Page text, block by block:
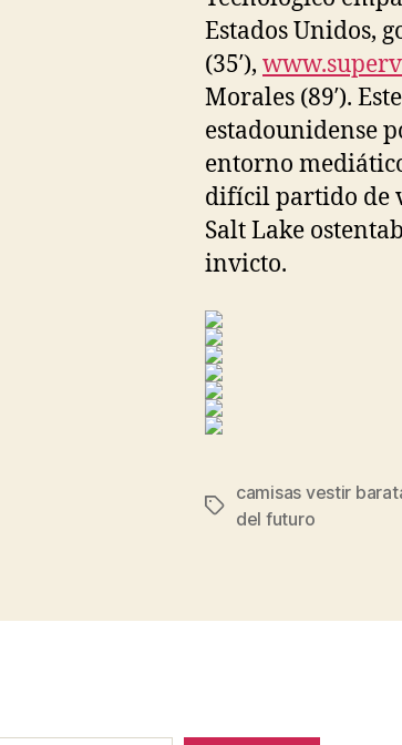
Estados Unidos,
(35′),
Morales (89′).
estadounidense
entorno
difícil partido de
Salt Lake
invicto.
Etiquetas
camisas vestir
del futuro